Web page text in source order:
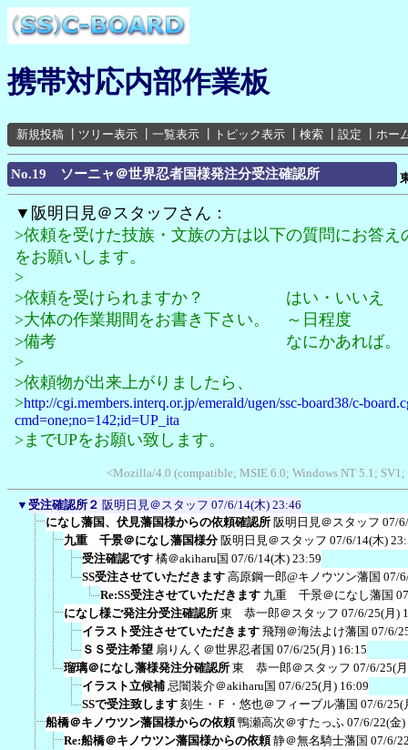
携帯対応内部作業板
新規投稿 ツリー表示 一覧表示 トピック表示 検索 設定 ホー
No.19 ソーニャ＠世界忍者国様発注分受注確認所
▼阪明日見＠スタッフさん：
>依頼を受けた技族・文族の方は以下の質問にお答え
をお願いします。
>
>依頼を受けられますか？ はい・いいえ
>大体の作業期間をお書き下さい。 ～日程度
>備考 なにかあれば。
>
>依頼物が出来上がりましたら、
>http://cgi.members.interq.or.jp/emerald/ugen/ssc-board38/c-
cmd=one;no=142;id=UP_ita
>までUPをお願い致します。
<Mozilla/4.0 (compatible; MSIE 6.0; Windows NT 5.1;
▼ 受注確認所２ 阪明日見＠スタッフ 07/6/14(木) 23:46
になし藩国、伏見藩国様からの依頼確認所 阪明日見＠スタッフ 07/
九重 千景＠になし藩国様分 阪明日見＠スタッフ 07/6/14(木)
受注確認です 橘＠akiharu国 07/6/14(木) 23:59
SS受注させていただきます 高原鋼一郎@キノウツン藩国 07/
Re:SS受注させていただきます 九重 千景＠になし藩国
になし様ご発注分受注確認所 東 恭一郎＠スタッフ 07/6/25(月)
イラスト受注させていただきます 飛翔＠海法よけ藩国 07/6/
ＳＳ受注希望 扇りんく＠世界忍者国 07/6/25(月) 16:15
瑠璃＠になし藩様発注分確認所 東 恭一郎＠スタッフ 07/6/25(
イラスト立候補 忌闇装介＠akiharu国 07/6/25(月) 16:09
SSで受注致します 刻生・Ｆ・悠也＠フィーブル藩国 07/6/25(
船橋＠キノウツン藩国様からの依頼 鴨瀬高次＠すたっふ 07/6/22(金)
Re:船橋＠キノウツン藩国様からの依頼 静＠無名騎士藩国 07/6/